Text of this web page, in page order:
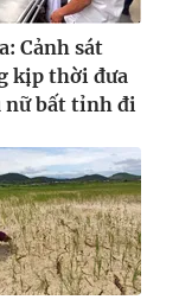
Cảnh sát
kịp thời đưa
nữ bất tỉnh đi